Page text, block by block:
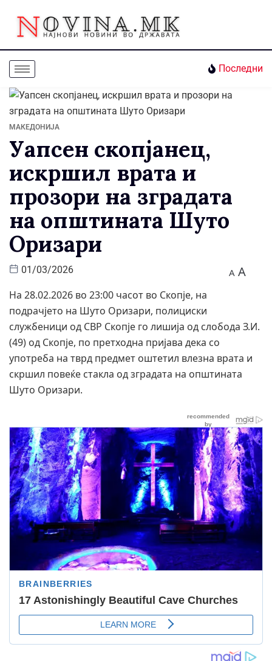
Последни
МАКЕДОНИЈА
Уапсен скопјанец,
искршил врата и
прозори на зградата
на општината Шуто
Оризари
01/03/2026 A A
На 28.02.2026 во 23:00 часот во Скопје, на
подрачјето на Шуто Оризари, полициски
службеници од СВР Скопје го лишија од слобода З.И.
(49) од Скопје, по претходна пријава дека со
употреба на тврд предмет оштетил влезна врата и
скршил повеќе стакла од зградата на општината
Шуто Оризари.